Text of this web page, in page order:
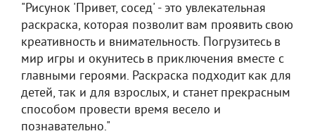
"Рисунок 'Привет, сосед' - это увлекательная
раскраска, которая позволит вам проявить свою
креативность и внимательность. Погрузитесь в
мир игры и окунитесь в приключения вместе с
главными героями. Раскраска подходит как для
детей, так и для взрослых, и станет прекрасным
способом провести время весело и
познавательно."